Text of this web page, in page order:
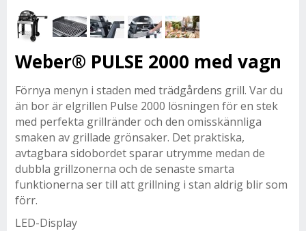
Weber® PULSE 2000 med vagn
Förnya menyn i staden med trädgårdens grill. Var du
än bor är elgrillen Pulse 2000 lösningen för en stek
med perfekta grillränder och den omisskännliga
smaken av grillade grönsaker. Det praktiska,
avtagbara sidobordet sparar utrymme medan de
dubbla grillzonerna och de senaste smarta
funktionerna ser till att grillning i stan aldrig blir som
förr.
LED-Display